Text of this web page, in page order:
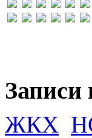
Записи
ЖКХ